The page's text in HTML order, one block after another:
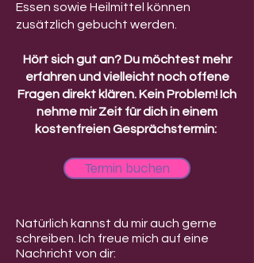
Essen sowie Heilmittel können
zusätzlich gebucht werden.
Hört sich gut an? Du möchtest mehr
erfahren und vielleicht noch offene
Fragen direkt klären. Kein Problem! Ich
nehme mir Zeit für dich in einem
kostenfreien Gesprächstermin:
Termin buchen
Natürlich kannst du mir auch gerne
schreiben. Ich freue mich auf eine
Nachricht von dir: